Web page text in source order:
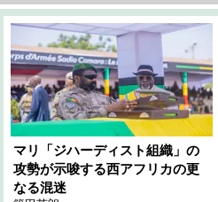
マリ「ジハーディスト組織」の
攻勢が示唆する西アフリカの更
なる混迷